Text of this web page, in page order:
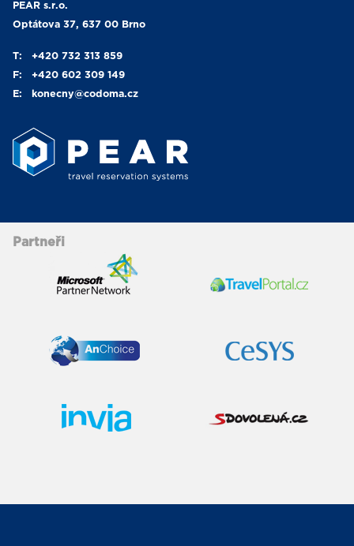
PEAR s.r.o.
Optátova 37, 637 00 Brno
T:
+420 732 313 859
F:
+420 602 309 149
E:
konecny@codoma.cz
Partneři